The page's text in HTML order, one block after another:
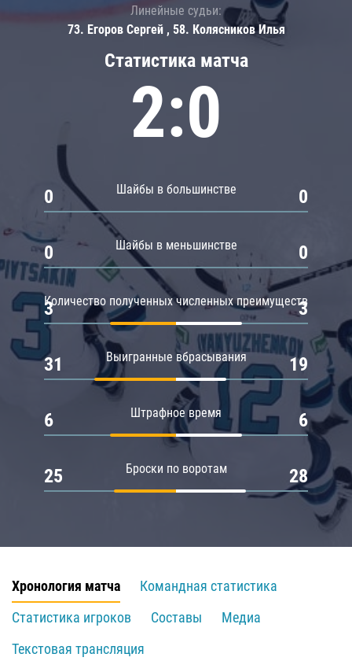
Статистика матча
2:0
Шайбы в большинстве
0 0
Шайбы в меньшинстве
0 0
Количество полученных численных преимуществ
3 3
Выигранные вбрасывания
31 19
Штрафное время
6 6
Броски по воротам
25 28
Линейные судьи:
73. Егоров Сергей , 58. Колясников Илья
Хронология матча
Командная статистика
Статистика игроков
Составы
Медиа
Текстовая трансляция